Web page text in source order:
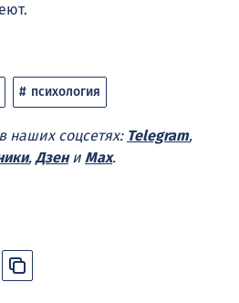
психология
наших соцсетях: Telegram,
, Дзени Max.